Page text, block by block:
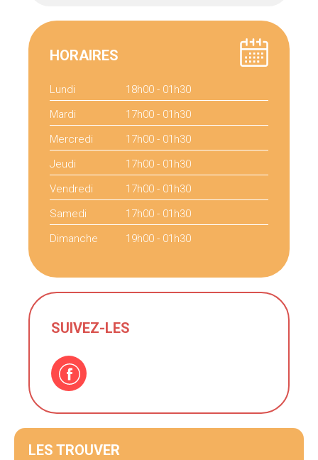
HORAIRES
Lundi
18h00 - 01h30
Mardi
17h00 - 01h30
Mercredi
17h00 - 01h30
Jeudi
17h00 - 01h30
Vendredi
17h00 - 01h30
Samedi
17h00 - 01h30
Dimanche
19h00 - 01h30
SUIVEZ-LES
LES TROUVER